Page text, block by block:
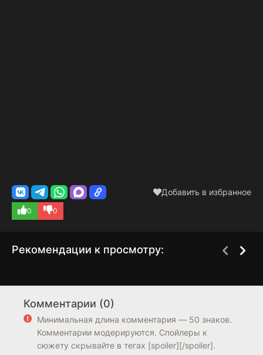
Добавить в избранное
0 0
Рекомендации к просмотру:
7.4 8.1
Комментарии (0)
Минимальная длина комментария — 50 знаков.
Комментарии модерируются. Спойлеры к
сюжету скрывайте в тегах [spoiler][/spoiler].